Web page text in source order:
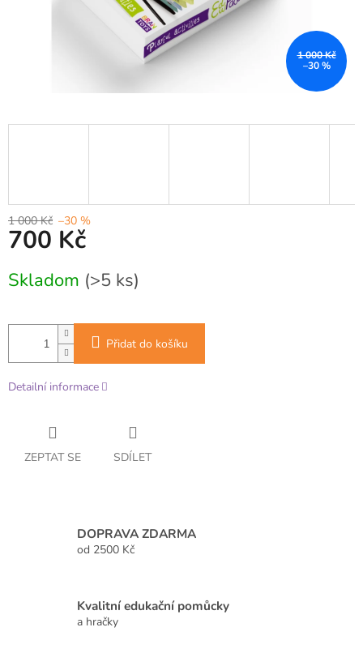
1 000 Kč
–30 %
1 000 Kč –30 %
700 Kč
cena:
Skladom (>5 ks)
Přidat do košíku
Detailní informace
ZEPTAT SE SDÍLET
DOPRAVA ZDARMA
od 2500 Kč
Kvalitní edukační pomůcky
a hračky